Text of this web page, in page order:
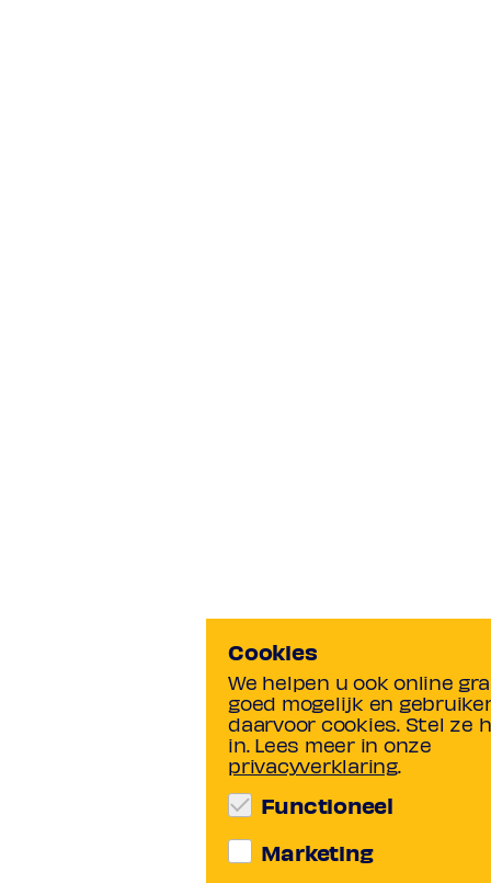
Cookies
We helpen u ook online
goed mogelijk en
daarvoor cookies. Stel ze
in. Lees meer in onze
privacyverklaring.
Functioneel
Functionele cookies
Marketing